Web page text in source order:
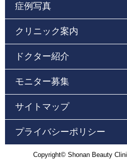
症例写真
クリニック案内
ドクター紹介
モニター募集
サイトマップ
プライバシーポリシー
Copyright© Shonan Beauty